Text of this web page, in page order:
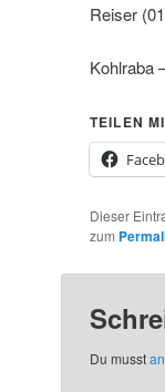
Reiser
Kohlraba
TEILEN
Dieser
zum
Du musst